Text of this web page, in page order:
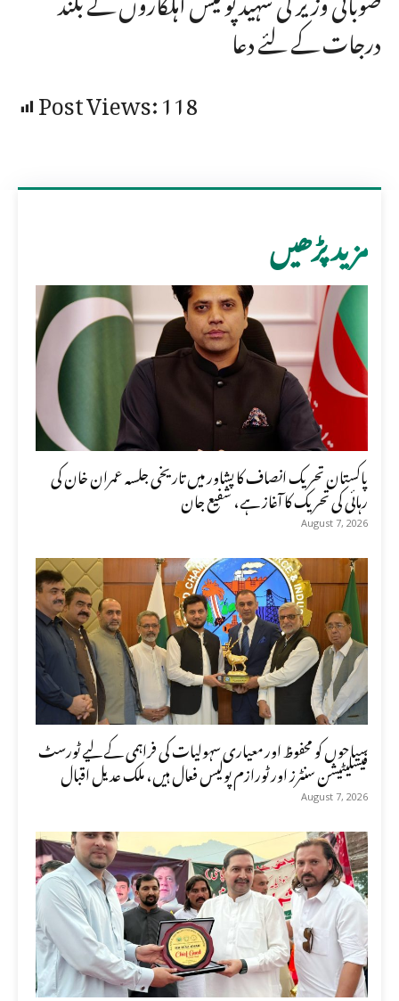
درجات کے لئے دعا
Post Views:118
مزید پڑھیں
پاکستان تحریک انصاف کا پشاور میں تاریخی جلسہ عمران خان کی
رہائی کی تحریک کا آغاز ہے، شفیع جان
August 7, 2026
سیاحوں کو محفوظ اور معیاری سہولیات کی فراہمی کے لیے ٹورسٹ
فیسلیٹیشن سنٹرز اور ٹورازم پولیس فعال ہیں، ملک عدیل اقبال
August 7, 2026